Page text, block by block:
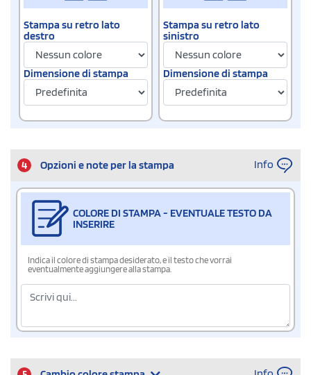
Stampa su retro lato
destro
Dimensione di stampa
Stampa su retro lato
sinistro
Dimensione di stampa
4 Opzioni e note per la stampa Info
COLORE DI STAMPA - EVENTUALE TESTO DA
INSERIRE
Indica il colore di stampa desiderato, e il testo che vorrai
eventualmente aggiungere alla stampa.